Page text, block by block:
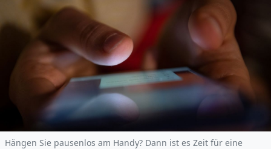
Hängen Sie pausenlos am Handy? Dann ist es Zeit für eine